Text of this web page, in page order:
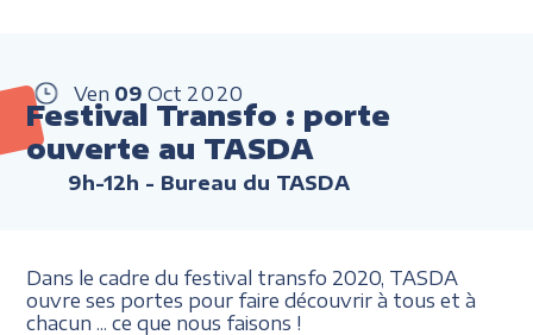
Ven 09 Oct 2020
Festival Transfo : porte
ouverte au TASDA
9h-12h - Bureau du TASDA
Dans le cadre du festival transfo 2020, TASDA
ouvre ses portes pour faire découvrir à tous et à
chacun ... ce que nous faisons !